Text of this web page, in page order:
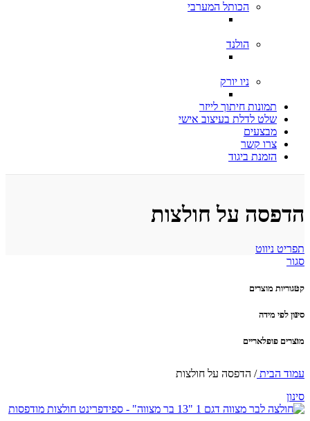
הכותל המערבי
הולנד
ניו יורק
תמונות חיתוך לייזר
שלט לדלת בעיצוב אישי
מבצעים
צרו קשר
הזמנת ביגוד
הדפסה על חולצות
תפריט ניווט
סגור
קטגוריות מוצרים
סינון לפי מידה
מוצרים פופלאריים
עמוד הבית/ הדפסה על חולצות
סינון